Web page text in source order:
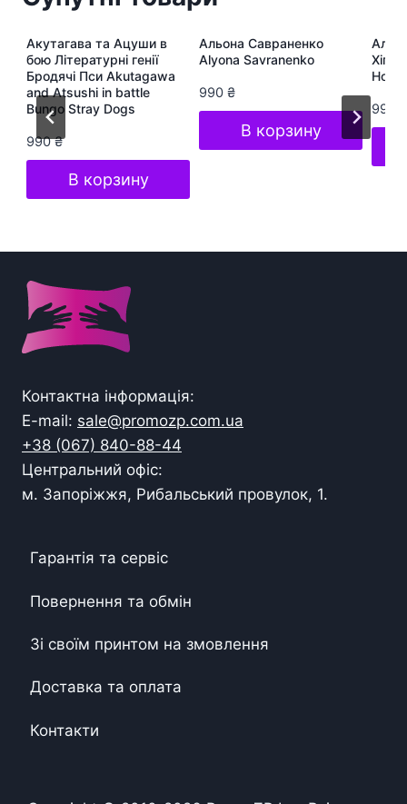
Акутагава та Ацуши в
бою Літературні генії
Бродячі Пси Akutagawa
and Atsushi in battle
Bungo Stray Dogs
990₴
В корзину
Альона Савраненко
Alyona Savranenko
990 ₴
В корзину
Хіп-
Hop
990
Контактна інформація:
E-mail: sale@promozp.com.ua
+38 (067) 840-88-44
Центральний офіс:
м. Запоріжжя, Рибальський провулок, 1.
Гарантія та сервіс
Повернення та обмін
Зі своїм принтом на змовлення
Доставка та оплата
Контакти